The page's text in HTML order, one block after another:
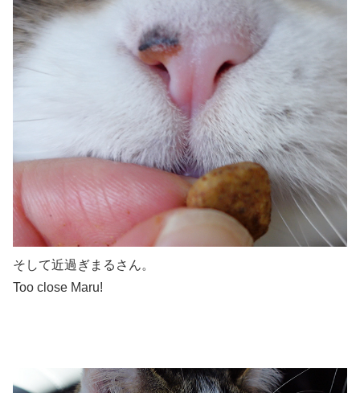
そして近過ぎまるさん。
Too close Maru!